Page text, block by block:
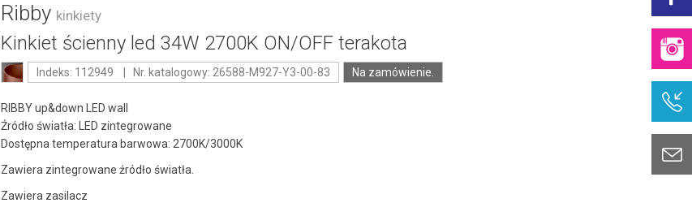
Ribby kinkiety
Kinkiet ścienny led 34W 2700K ON/OFF terakota
Indeks: 112949 | Nr. katalogowy: 26588-M927-Y3-00-83 Na zamówienie.
RIBBY up&down LED wall
Źródło światła: LED zintegrowane
Dostępna temperatura barwowa: 2700K/3000K
Zawiera zintegrowane źródło światła.
Zawiera zasilacz